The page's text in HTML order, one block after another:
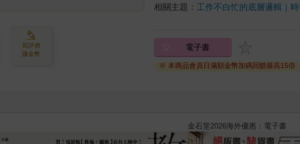
寫評價
賺金幣
相關主題： 工作不白忙的底層邏輯｜
電子書
※ 本商品會員日滿額金幣加碼回饋最高15倍
黃色書刊回來了！一起走進他的